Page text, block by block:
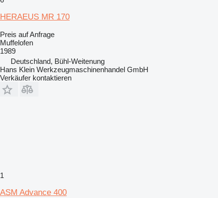
HERAEUS MR 170
Preis auf Anfrage
Muffelofen
1989
Deutschland, Bühl-Weitenung
Hans Klein Werkzeugmaschinenhandel GmbH
Verkäufer kontaktieren
1
ASM Advance 400